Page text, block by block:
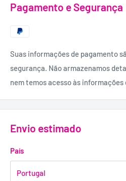
Pagamento e Segurança
Suas informações de pagamento
segurança. Não armazenamos
nem temos acesso às
Envio estimado
País